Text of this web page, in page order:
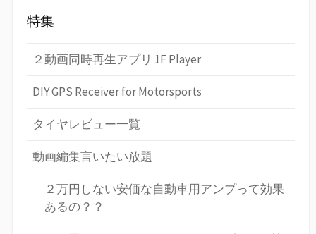
特集
２動画同時再生アプリ 1F Player
DIY GPS Receiver for Motorsports
タイヤレビュー一覧
動画編集言いたい放題
２万円しない安価な自動車用アンプって効果
あるの？？